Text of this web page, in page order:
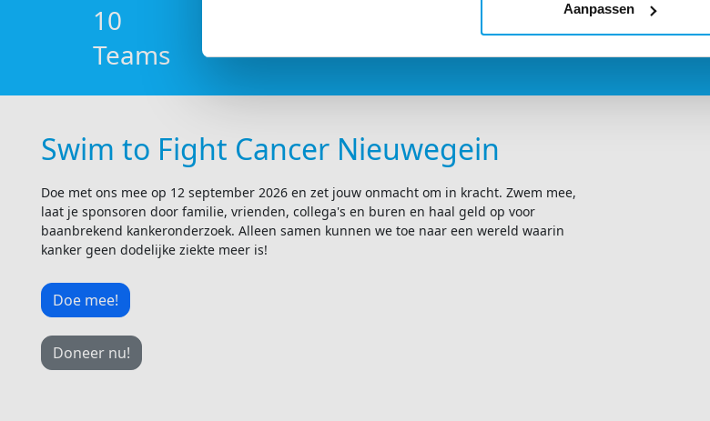
Aanpassen
10
Teams
Swim to Fight Cancer Nieuwegein
Doe met ons mee op 12 september 2026 en zet jouw onmacht om in kracht. Zwem mee,
laat je sponsoren door familie, vrienden, collega's en buren en haal geld op voor
baanbrekend kankeronderzoek. Alleen samen kunnen we toe naar een wereld waarin
kanker geen dodelijke ziekte meer is!
Doe mee!
Doneer nu!